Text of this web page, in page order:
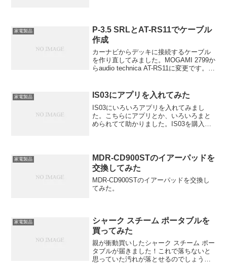
テナ...
家電製品
P-3.5 SRLとAT-RS11でケーブル
作成
カーナビからデッキに接続するケーブル
を作り直してみました。MOGAMI 2799か
らaudio technica AT-RS11に変更です。
家電製品 IS03にアプリを入れてみた
IS03にいろいろアプリを入れてみまし
た。こちらにアプリとか、いろいろまと
められてて助かりました。IS03を購入し
のが簡...
家電製品
MDR-CD900STのイアーパッドを
交換してみた
MDR-CD900STのイアーパッドを交換し
てみた。
家電製品
シャーク スチーム ポータブルを
買ってみた
親が衝動買いしたシャーク スチーム ポー
タブルが届きました！これで落ちないと
思っていた汚れが落とせるのでしょう